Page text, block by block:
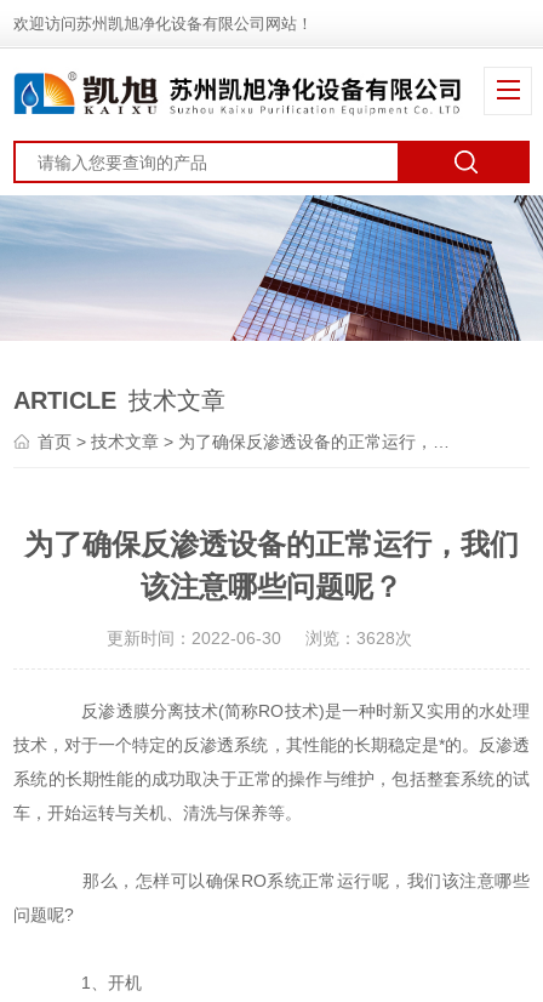
欢迎访问苏州凯旭净化设备有限公司网站！
ARTICLE 技术文章
首页 >技术文章 > 为了确保反渗透设备的正常运行，我们该注意哪些问题呢？
为了确保反渗透设备的正常运行，我们
该注意哪些问题呢？
更新时间：2022-06-30 浏览：3628次
反渗透膜分离技术(简称RO技术)是一种时新又实用的水处理
技术，对于一个特定的反渗透系统，其性能的长期稳定是*的。反渗透
系统的长期性能的成功取决于正常的操作与维护，包括整套系统的试
车，开始运转与关机、清洗与保养等。
那么，怎样可以确保RO系统正常运行呢，我们该注意哪些
问题呢?
1、开机